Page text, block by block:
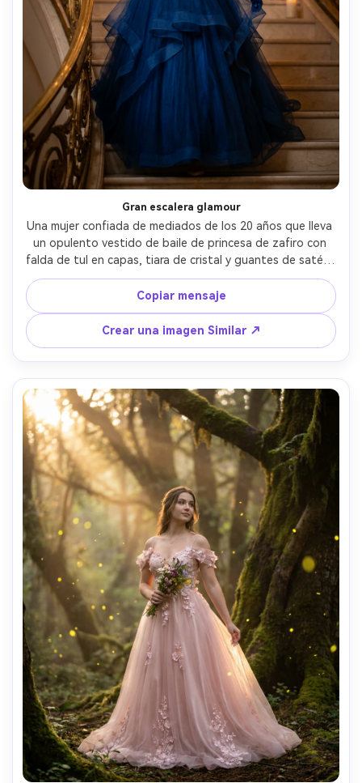
Gran escalera glamour
Una mujer confiada de mediados de los 20 años que lleva
un opulento vestido de baile de princesa de zafiro con
falda de tul en capas, tiara de cristal y guantes de satén,
descendiendo una escalera de palacio de mármol con
barandillas doradas, araña bokeh en el fondo, cálido
ambiente a la luz de las velas, tomado en Canon EOS R5
con 85 mm f/1.4, marco de cuerpo completo, profundidad
de campo poco profunda, postura elegante, textura de
piel fotorealista, fotografía de moda editorial de alta
moda, rica graduación de colores cinematográficos- -ar
4:5
Copiar mensaje
Crear una imagen Similar ↗